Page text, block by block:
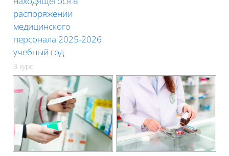
распоряжении
медицинского
персонала 2025-2026
учебный год
3 курс